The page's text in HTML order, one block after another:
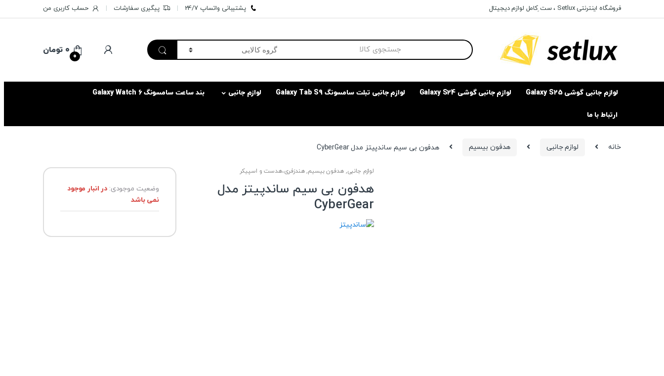
to
to
فروشگاه اینترنتی Setlux ، ست ِکامل لوازم دیجیتال پشتیبانی واتساپ 24/7 پیگیری سفارشات حساب کاربری من
Search
for:
0
۰ تومان
لوازم جانبی گوشی Galaxy S25 لوازم جانبی گوشی Galaxy S24 لوازم جانبی تبلت سامسونگ Galaxy Tab S9 لوازم جانبی بند ساعت سامسونگ Galaxy Watch 6
ارتباط با ما
خانه لوازم جانبی هدفون بیسیم هدفون بی سیم ساندپیتز مدل ‎CyberGear
لوازم جانبی,هدفون بیسیم,هندزفری،هدست و اسپیکر
هدفون بی سیم ساندپیتز مدل
‎CyberGear
وضعیت موجودی:در انبار موجود
نمی باشد